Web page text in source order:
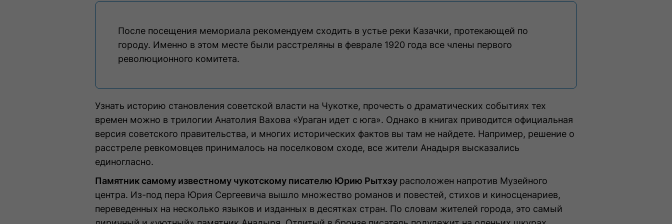
После посещения мемориала рекомендуем сходить в устье реки Казачки, протекающей по
городу. Именно в этом месте были расстреляны в феврале 1920 года все члены первого
революционного комитета.
Узнать историю становления советской власти на Чукотке, прочесть о драматических событиях тех
времен можно в трилогии Анатолия Вахова «Ураган идет с юга». Однако в книгах приводится официальная
версия советского правительства, и многих исторических фактов вы там не найдете. Например, решение о
расстреле ревкомовцев принималось на поселковом сходе, все жители Анадыря высказались
единогласно.
Памятник самому известному чукотскому писателю Юрию Рытхэу расположен напротив Музейного
центра. Из-под пера Юрия Сергеевича вышло множество романов и повестей, стихов и киносценариев,
переведенных на несколько языков и изданных в десятках стран. По словам жителей города, это самый